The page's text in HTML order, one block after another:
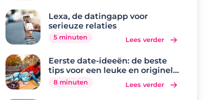
Lexa, de datingapp voor
serieuze relaties
5 minuten Lees verder
Eerste date-ideeën: de beste
tips voor een leuke en originele
eerste date
8 minuten Lees verder